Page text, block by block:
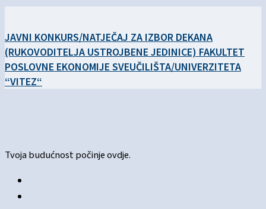
JAVNI KONKURS/NATJEČAJ ZA IZBOR DEKANA
(RUKOVODITELJA USTROJBENE JEDINICE) FAKULTET
POSLOVNE EKONOMIJE SVEUČILIŠTA/UNIVERZITETA
“VITEZ“
Tvoja budućnost počinje ovdje.